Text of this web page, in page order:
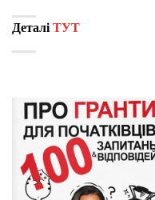
Деталі ТУТ